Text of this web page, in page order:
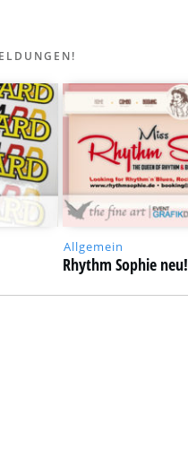
Allgemein
Rhythm Sophie neu!